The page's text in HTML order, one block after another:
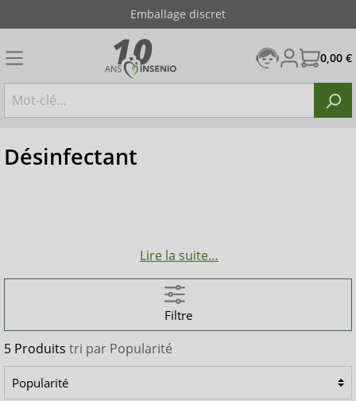
Emballage discret
0,00 €
Désinfectant
Lire la suite…
Filtre
5 Produits tri par Popularité